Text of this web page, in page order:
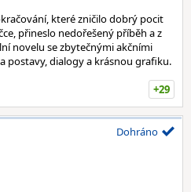
které zničilo dobrý pocit
přineslo nedořešený příběh a z
novelu se zbytečnými akčními
postavy, dialogy a krásnou grafiku.
+29
Dohráno